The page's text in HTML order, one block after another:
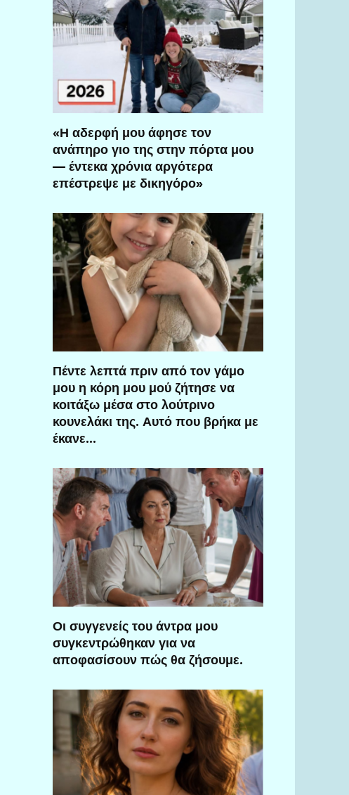
«Η αδερφή μου άφησε τον
ανάπηρο γιο της στην πόρτα μου
— έντεκα χρόνια αργότερα
επέστρεψε με δικηγόρο»
Πέντε λεπτά πριν από τον γάμο
μου η κόρη μου μού ζήτησε να
κοιτάξω μέσα στο λούτρινο
κουνελάκι της. Αυτό που βρήκα με
έκανε…
Οι συγγενείς του άντρα μου
συγκεντρώθηκαν για να
αποφασίσουν πώς θα ζήσουμε.